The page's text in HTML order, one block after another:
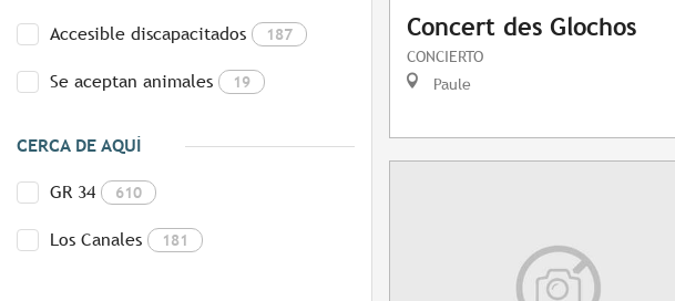
Accesible discapacitados 187
Se aceptan animales 19
CERCA DE AQUÍ
GR 34 610
Los Canales 181
Concert des Glochos
CONCIERTO
Paule